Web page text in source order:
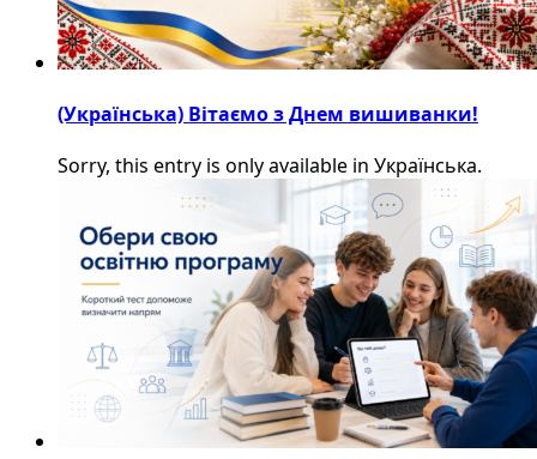
(Українська) Вітаємо з Днем вишиванки!
Sorry, this entry is only available in Українська.